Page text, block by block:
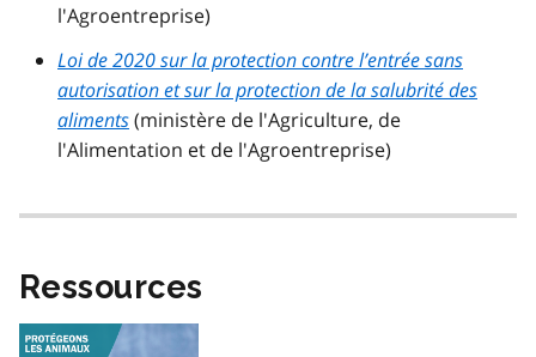
l'Agroentreprise)
Loi de 2020 sur la protection contre l’entrée sans
autorisation et sur la protection de la salubrité des
aliments(ministère de l'Agriculture, de
l'Alimentation et de l'Agroentreprise)
Ressources